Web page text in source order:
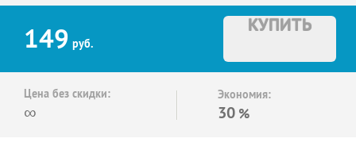
149 руб.
КУПИТЬ
Цена без скидки:
∞
Экономия:
30 %